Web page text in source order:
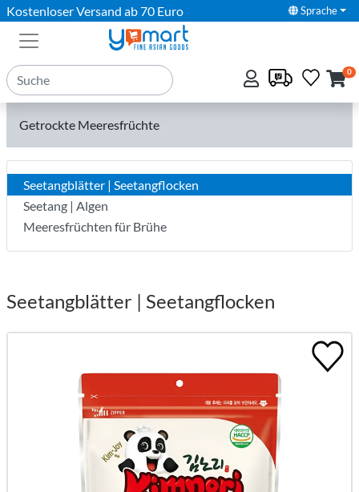
Kostenloser Versand ab 70 Euro Sprache
0
Getrockte Meeresfrüchte
Seetangblätter | Seetangflocken
Seetang | Algen
Meeresfrüchten für Brühe
Seetangblätter | Seetangflocken